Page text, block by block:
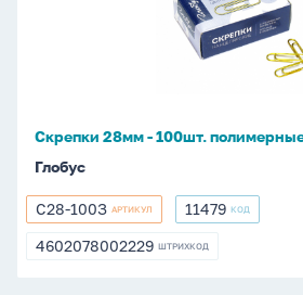
Скрепки 28мм - 100шт. полимерные
Глобус
С28-
100З
С28-100З АРТИКУЛ 11479
11479 КОД
4602078002229
4602078002229 ШТРИХКОД